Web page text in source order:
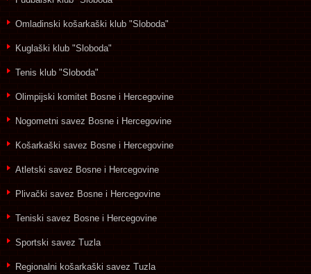
Omladinski košarkaški klub "Sloboda"
Kuglaški klub "Sloboda"
Tenis klub "Sloboda"
Olimpijski komitet Bosne i Hercegovine
Nogometni savez Bosne i Hercegovine
Košarkaški savez Bosne i Hercegovine
Atletski savez Bosne i Hercegovine
Plivački savez Bosne i Hercegovine
Teniski savez Bosne i Hercegovine
Sportski savez Tuzla
Regionalni košarkaški savez Tuzla